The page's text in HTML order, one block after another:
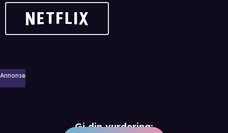
Annonse
Gi din vurdering: